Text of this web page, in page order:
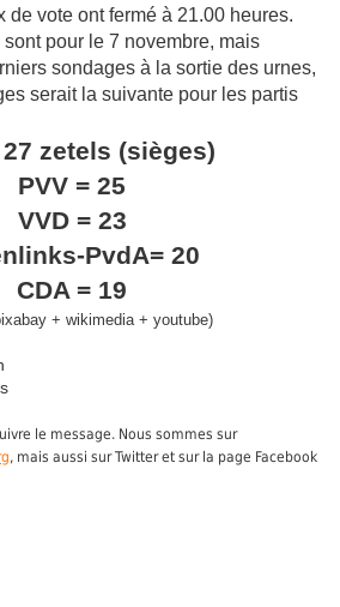
de vote ont fermé à 21.00 heures.
pour le 7 novembre, mais
sondages à la sortie des urnes,
seraitla suivante pour les partis
27 zetels (sièges)
PVV = 25
VVD = 23
PvdA= 20
CDA = 19
+ wikimedia + youtube)
le message. Nous sommes sur
, mais aussi sur Twitter et sur la page Facebook